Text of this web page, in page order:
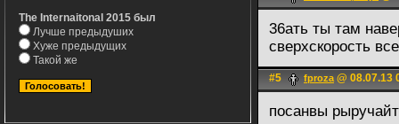
The Internaitonal 2015 был
Лучше предыдуших
Хуже предыдущих
Такой же
36ать ты там
сверхскорость
#5 fproza@ 08.07.13
посанвы